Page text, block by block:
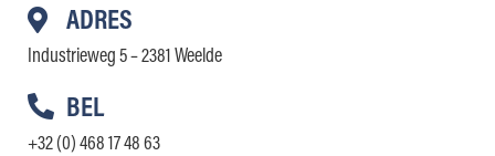
ADRES
Industrieweg 5 – 2381 Weelde
BEL
+32 (0) 468 17 48 63